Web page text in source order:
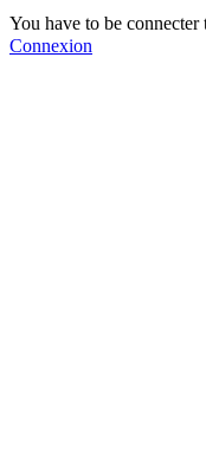
You have to be
Connexion